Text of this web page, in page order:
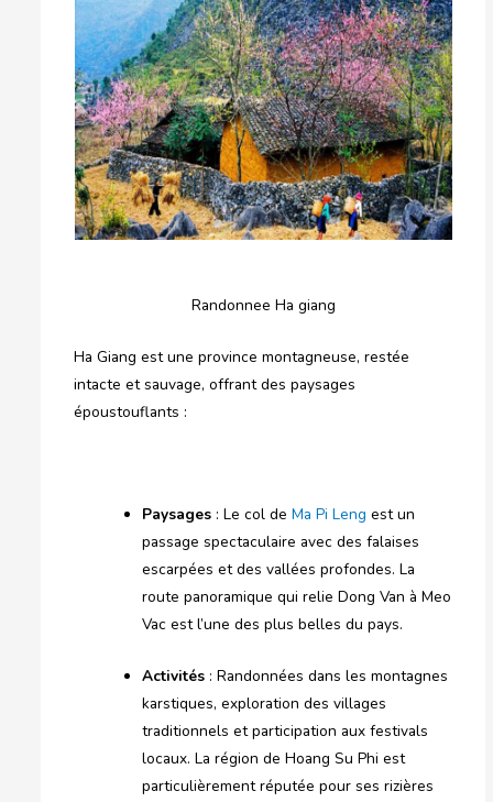
Randonnee Ha giang
Ha Giang est une province montagneuse, restée
intacte et sauvage, offrant des paysages
époustouflants :
Paysages: Le col de Ma Pi Leng est un
passage spectaculaire avec des falaises
escarpées et des vallées profondes. La
route panoramique qui relie Dong Van à Meo
Vac est l’une des plus belles du pays.
Activités: Randonnées dans les montagnes
karstiques, exploration des villages
traditionnels et participation aux festivals
locaux. La région de Hoang Su Phi est
particulièrement réputée pour ses rizières